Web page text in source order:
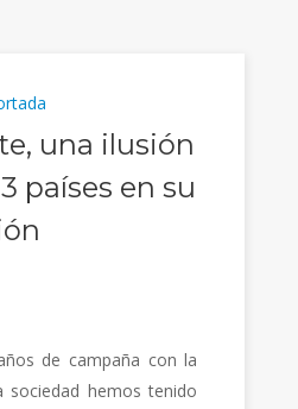
una ilusión
países en su
de campaña con la
sociedad hemos tenido